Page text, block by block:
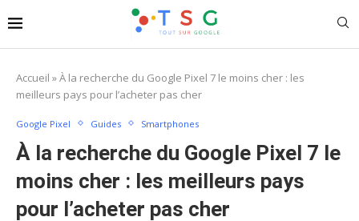
Accueil »À la recherche du Google Pixel 7 le moins cher : les
meilleurs pays pour l’acheter pas cher
Google Pixel Guides Smartphones
À la recherche du Google Pixel 7 le
moins cher : les meilleurs pays
pour l’acheter pas cher